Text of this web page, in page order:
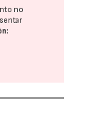
no